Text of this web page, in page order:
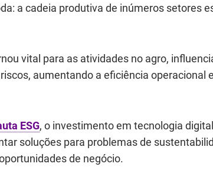
a cadeia produtiva de inúmeros setores
vital para as atividades no agro,
aumentando a eficiência operacional
ESG, o investimento em tecnologia
soluções para problemas de
de negócio.